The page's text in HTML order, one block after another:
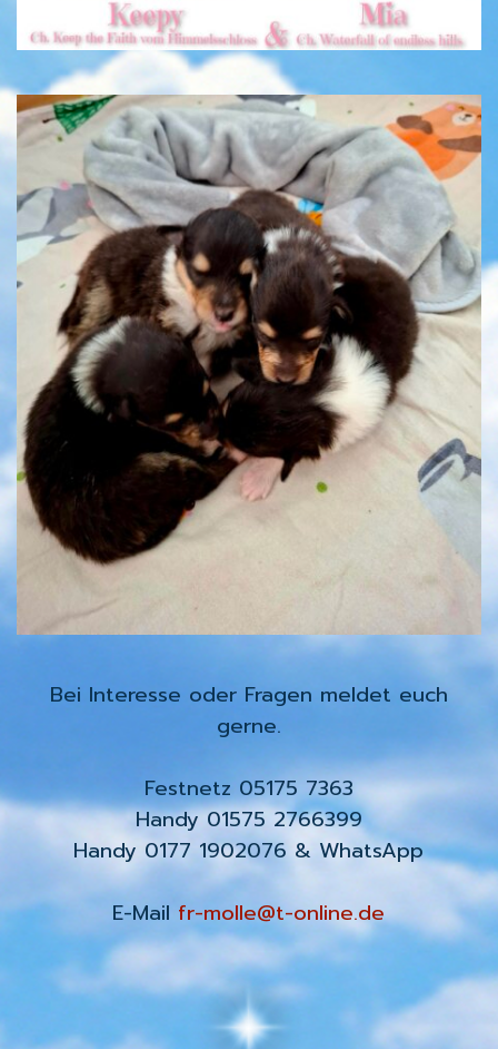
Bei Interesse oder Fragen meldet euch
gerne.
Festnetz 05175 7363
Handy 01575 2766399
Handy 0177 1902076 & WhatsApp
E-Mail fr-molle@t-online.de